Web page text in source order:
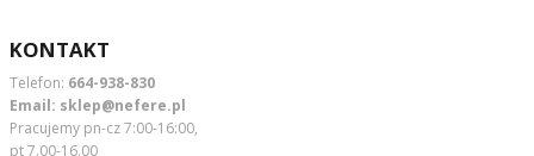
KONTAKT
Telefon: 664-938-830
Email: sklep@nefere.pl
Pracujemy pn-cz 7:00-16:00,
pt 7.00-16.00